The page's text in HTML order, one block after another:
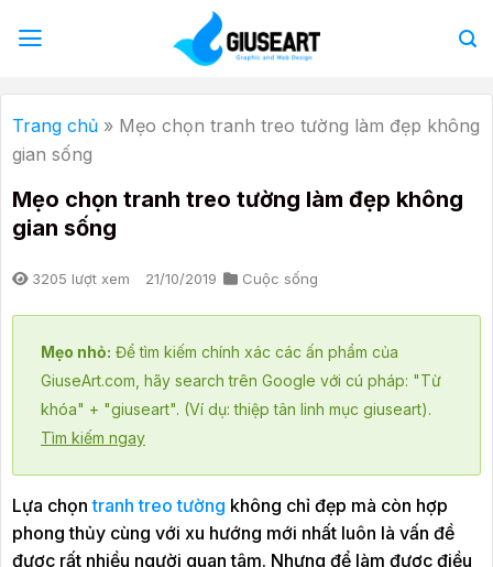
qua
dung
Trang chủ » Mẹo chọn tranh treo tường làm đẹp không
gian sống
Mẹo chọn tranh treo tường làm đẹp không
gian sống
3205 lượt xem 21/10/2019 Cuộc sống
Mẹo nhỏ: Để tìm kiếm chính xác các ấn phẩm của
GiuseArt.com, hãy search trên Google với cú pháp: "Từ
khóa" + "giuseart". (Ví dụ: thiệp tân linh mục giuseart).
Tìm kiếm ngay
Lựa chọntranh treo tường không chỉ đẹp mà còn hợp
phong thủy cùng với xu hướng mới nhất luôn là vấn đề
được rất nhiều người quan tâm. Nhưng để làm được điều